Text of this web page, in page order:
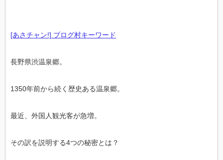
[あさチャン!] ブログ村キーワード
長野県渋温泉郷。
1350年前から続く歴史ある温泉郷。
最近、外国人観光客が急増。
その訳を説明する4つの秘密とは？